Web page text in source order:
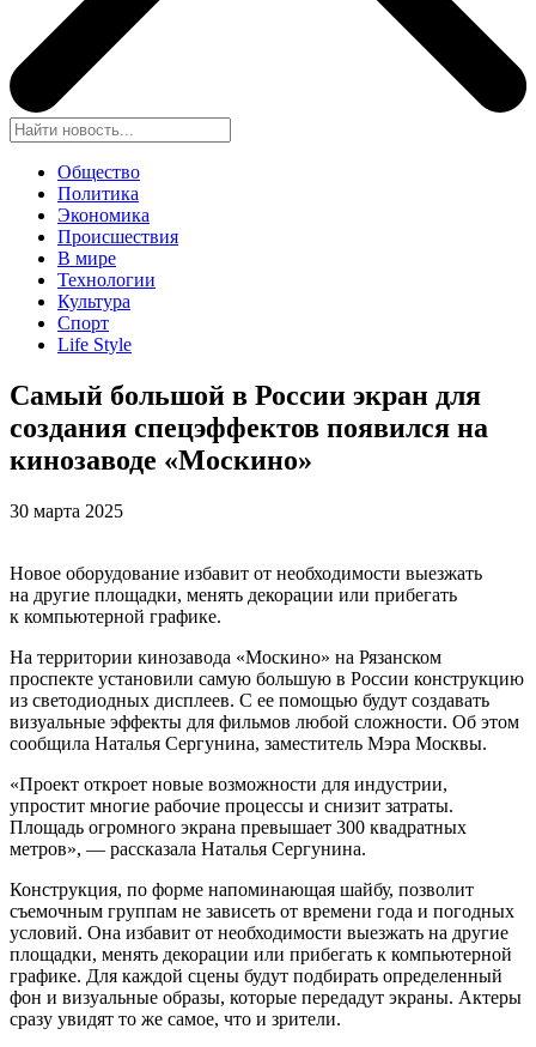
Общество
Политика
Экономика
Происшествия
В мире
Технологии
Культура
Спорт
Life Style
Самый большой в России экран для
создания спецэффектов появился на
кинозаводе «Москино»
30 марта 2025
Новое оборудование избавит от необходимости выезжать
на другие площадки, менять декорации или прибегать
к компьютерной графике.
На территории кинозавода «Москино» на Рязанском
проспекте установили самую большую в России конструкцию
из светодиодных дисплеев. С ее помощью будут создавать
визуальные эффекты для фильмов любой сложности. Об этом
сообщила Наталья Сергунина, заместитель Мэра Москвы.
«Проект откроет новые возможности для индустрии,
упростит многие рабочие процессы и снизит затраты.
Площадь огромного экрана превышает 300 квадратных
метров», — рассказала Наталья Сергунина.
Конструкция, по форме напоминающая шайбу, позволит
съемочным группам не зависеть от времени года и погодных
условий. Она избавит от необходимости выезжать на другие
площадки, менять декорации или прибегать к компьютерной
графике. Для каждой сцены будут подбирать определенный
фон и визуальные образы, которые передадут экраны. Актеры
сразу увидят то же самое, что и зрители.